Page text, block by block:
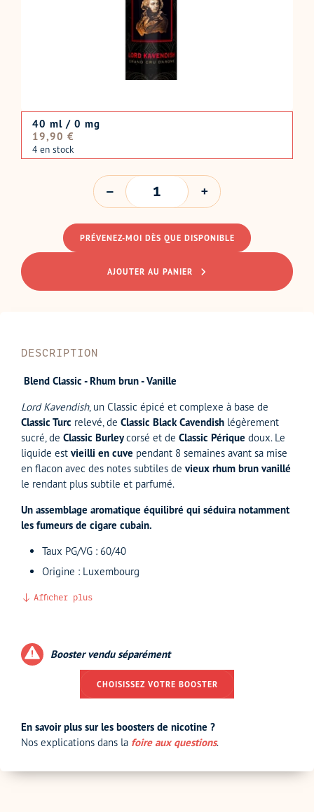
40 ml / 0 mg
Prix
normal
19,90 €
4 en stock
QUANTITÉ
PRÉVENEZ-MOI DÈS QUE DISPONIBLE
AJOUTER AU PANIER
DESCRIPTION
Blend Classic - Rhum brun - Vanille
Lord Kavendish, un Classic épicé et complexe à base de
Classic Turc relevé, de Classic Black Cavendish légèrement
sucré, de Classic Burleycorsé et de Classic Périque doux. Le
liquide est vieilli en cuve pendant 8 semaines avant sa mise
en flacon avec des notes subtiles de vieux rhum brun vanillé
le rendant plus subtile et parfumé.
Un assemblage aromatique équilibré qui séduira notamment
les fumeurs de cigare cubain.
Taux PG/VG : 60/40
Origine : Luxembourg
Afficher plus
Booster vendu séparément
CHOISISSEZ VOTRE BOOSTER
En savoir plus sur les boosters de nicotine ?
Nos explications dans la foire aux questions.